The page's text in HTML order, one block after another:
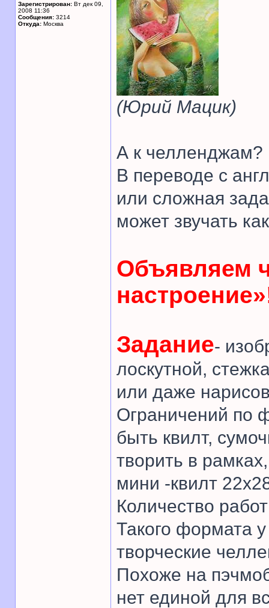
Зарегистрирован: Вт дек 09,
2008 11:36
Сообщения: 3214
Откуда: Москва
(Юрий Мацик)
А к челленджам?
В переводе с
или сложная
может звучать
Объявляем
Задание-
лоскутной,
или даже
Ограничений по
быть квилт,
творить в
мини -квилт
Количество
Такого формата
творческие
Похоже на
нет единой для